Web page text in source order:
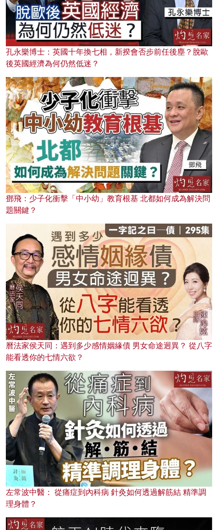
孔永樂博士：英國十年換七相，新揆會否步前任後塵？脫歐
後英國經濟為何仍然低迷？
鄧飛：少子化衝擊「中小幼」教育根基 北都如何成為解決問
題關鍵？
曆法家侯天同：遇到多少感情姻緣債 男女命途迥異？ 從八字
能看透你的七情六欲？
左常波中醫： 從痛症到內科病 針灸如何透過解筋結 精準調
理身體？